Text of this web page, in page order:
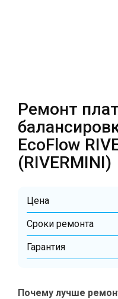
Ремонт
EcoFlow
(RIVERMINI)
Цена
Cроки ремонта
Гарантия
Почему лучше